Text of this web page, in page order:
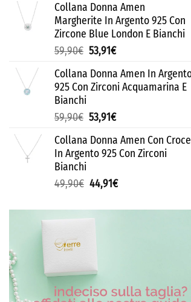
Collana Donna Amen
Margherite In Argento 925 Con
Zircone Blue London E Bianchi
59,90€ 53,91€
Collana Donna Amen In
925 Con Zirconi Acquamarina E
Bianchi
59,90€ 53,91€
Collana Donna Amen Con Croce
In Argento 925 Con Zirconi
Bianchi
49,90€ 44,91€